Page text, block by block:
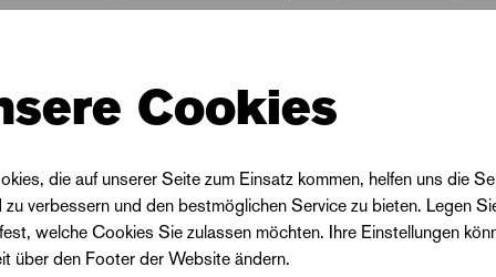
Yura Yang, Leonardo Catalanotto, Ulrich Pakusch,
mit Regisseur*innen wie Karoline Gruber, Carola
F. Wörner, A. Pilavachi, Floris Fisser, Gregor
sie mit dem 1. Absoluten Preis des Internationalen
Franco Margola (Italien), mit der Höchstwertung
Weiterlesen
Cookies
die auf unserer Seite zum Einsatz kommen, helfen uns die
zu verbessern und den bestmöglichen Service zu bieten. Legen
welche Cookies Sie zulassen möchten. Ihre Einstellungen
über den Footer der Website ändern.